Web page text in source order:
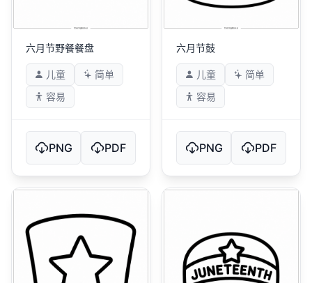
六月节野餐餐盘
儿童
简单
容易
PNG PDF
六月节鼓
儿童
简单
容易
PNG PDF